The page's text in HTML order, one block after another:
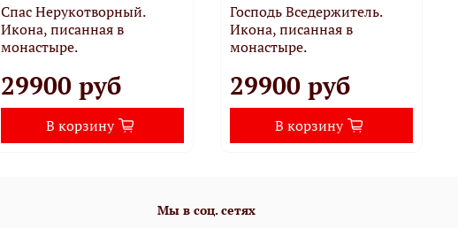
Спас Нерукотворный.
Икона, писанная в
монастыре.
29900 руб
В корзину
Господь Вседержитель.
Икона, писанная в
монастыре.
29900 руб
В корзину
Мы в соц. сетях